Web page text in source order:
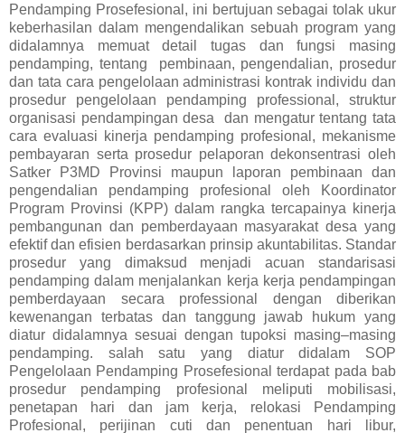
Pendamping Prosefesional, ini bertujuan sebagai tolak ukur
keberhasilan dalam mengendalikan sebuah program yang
didalamnya memuat detail tugas dan fungsi masing
pendamping, tentang pembinaan, pengendalian, prosedur
dan tata cara pengelolaan administrasi kontrak individu dan
prosedur pengelolaan pendamping professional, struktur
organisasi pendampingan desa dan mengatur tentang tata
cara evaluasi kinerja pendamping profesional, mekanisme
pembayaran serta prosedur pelaporan dekonsentrasi oleh
Satker P3MD Provinsi maupun laporan pembinaan dan
pengendalian pendamping profesional oleh Koordinator
Program Provinsi (KPP) dalam rangka tercapainya kinerja
pembangunan dan pemberdayaan masyarakat desa yang
efektif dan efisien berdasarkan prinsip akuntabilitas. Standar
prosedur yang dimaksud menjadi acuan standarisasi
pendamping dalam menjalankan kerja kerja pendampingan
pemberdayaan secara professional dengan diberikan
kewenangan terbatas dan tanggung jawab hukum yang
diatur didalamnya sesuai dengan tupoksi masing–masing
pendamping. salah satu yang diatur didalam SOP
Pengelolaan Pendamping Prosefesional terdapat pada bab
prosedur pendamping profesional meliputi mobilisasi,
penetapan hari dan jam kerja, relokasi Pendamping
Profesional, perijinan cuti dan penentuan hari libur,